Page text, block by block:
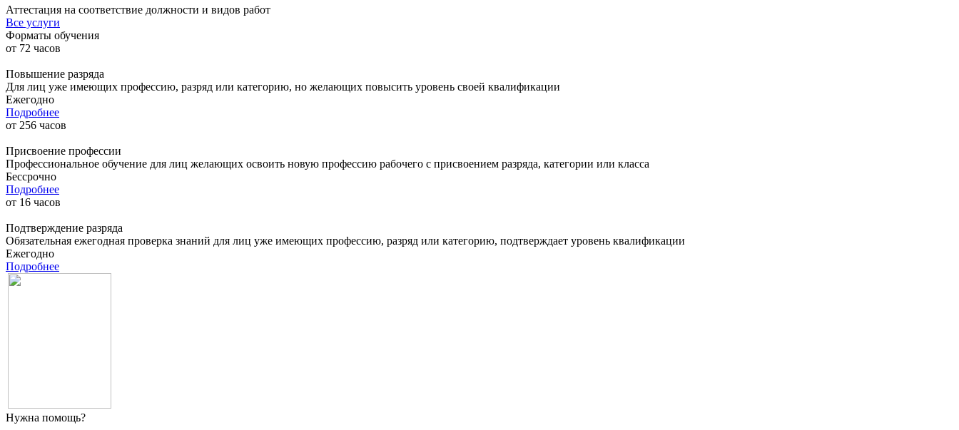
Аттестация на соответствие должности и видов работ
Все услуги
Форматы обучения
от 72 часов
Повышение разряда
Для лиц уже имеющих профессию, разряд или категорию, но желающих повысить уровень своей квалификации
Ежегодно
Подробнее
от 256 часов
Присвоение профессии
Профессиональное обучение для лиц желающих освоить новую профессию рабочего с присвоением разряда, категории или класса
Бессрочно
Подробнее
от 16 часов
Подтверждение разряда
Обязательная ежегодная проверка знаний для лиц уже имеющих профессию, разряд или категорию, подтверждает уровень квалификации
Ежегодно
Подробнее
Нужна помощь?